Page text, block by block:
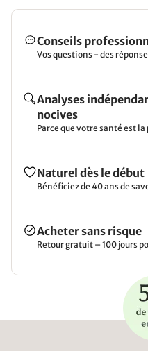
Conseils
Vos questions - des
Analyses
nocives
Parce que votre santé est
Naturel dès le début
Bénéficiez de 40 ans de
Acheter sans risque
Retour gratuit – 100 jours